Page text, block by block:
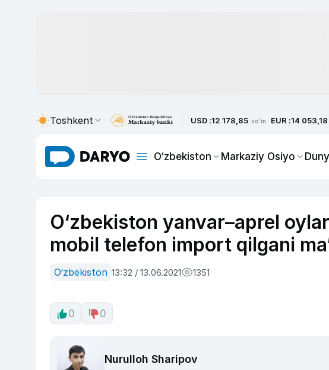
Toshkent USD :12 178,85 so'm EUR :14 053,18
O‘zbekiston Markaziy Osiyo
O‘zbekiston yanvar–aprel
mobil telefon import qilgani
O‘zbekiston 13:32 / 13.06.2021 1351
0 0
Nurulloh Sharipov